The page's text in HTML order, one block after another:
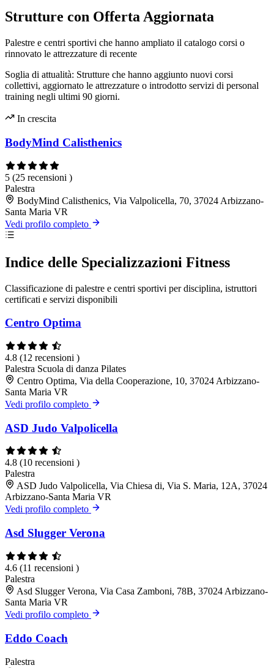
Strutture con Offerta Aggiornata
Palestre e centri sportivi che hanno ampliato il catalogo corsi o
rinnovato le attrezzature di recente
Soglia di attualità: Strutture che hanno aggiunto nuovi corsi
collettivi, aggiornato le attrezzature o introdotto servizi di personal
training negli ultimi 90 giorni.
In crescita
BodyMind Calisthenics
5 (25 recensioni )
Palestra
BodyMind Calisthenics, Via Valpolicella, 70, 37024 Arbizzano-
Santa Maria VR
Vedi profilo completo
Indice delle Specializzazioni Fitness
Classificazione di palestre e centri sportivi per disciplina, istruttori
certificati e servizi disponibili
Centro Optima
4.8 (12 recensioni )
Palestra Scuola di danza Pilates
Centro Optima, Via della Cooperazione, 10, 37024 Arbizzano-
Santa Maria VR
Vedi profilo completo
ASD Judo Valpolicella
4.8 (10 recensioni )
Palestra
ASD Judo Valpolicella, Via Chiesa di, Via S. Maria, 12A, 37024
Arbizzano-Santa Maria VR
Vedi profilo completo
Asd Slugger Verona
4.6 (11 recensioni )
Palestra
Asd Slugger Verona, Via Casa Zamboni, 78B, 37024 Arbizzano-
Santa Maria VR
Vedi profilo completo
Eddo Coach
Palestra